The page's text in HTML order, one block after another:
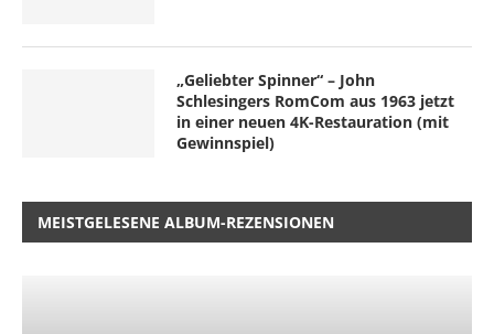
„Geliebter Spinner“ – John
Schlesingers RomCom aus 1963 jetzt
in einer neuen 4K-Restauration (mit
Gewinnspiel)
MEISTGELESENE ALBUM-REZENSIONEN